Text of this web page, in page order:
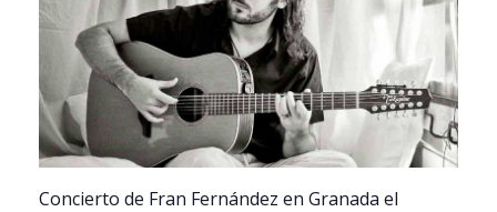
Concierto de Fran Fernández en Granada el